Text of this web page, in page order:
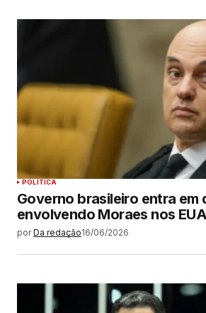
POLÍTICA
Governo brasileiro entra em
envolvendo Moraes nos EUA
por Da redação16/06/2026